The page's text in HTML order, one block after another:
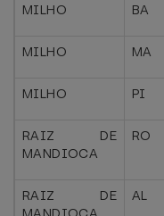
MILHO BA
MILHO MA
MILHO PI
RAIZ DE
MANDIOCA
RO
RAIZ DE
AL